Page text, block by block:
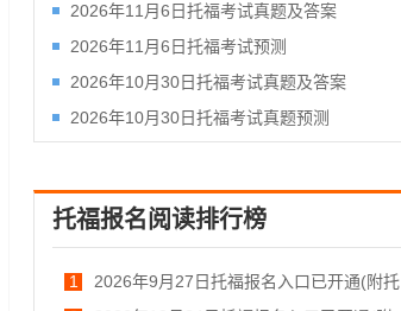
2026年11月6日托福考试真题及答案
2026年11月6日托福考试预测
2026年10月30日托福考试真题及答案
2026年10月30日托福考试真题预测
托福报名阅读排行榜
1
2026年9月27日托福报名入口已开通(附托